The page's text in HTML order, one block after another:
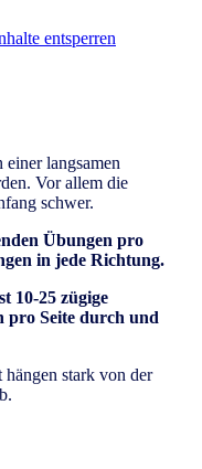
entsperren
langsamen
Vor allem die
schwer.
Übungen pro
in jede Richtung.
10-25 zügige
pro Seite durch und
stark von der